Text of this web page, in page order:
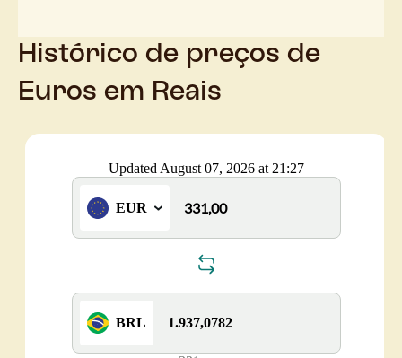
Histórico de preços de
Euros em Reais